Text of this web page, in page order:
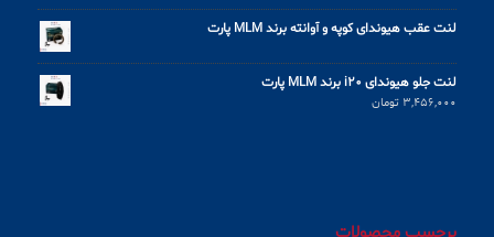
لنت عقب هیوندای کوپه و آوانته برند MLM پارت
لنت جلو هیوندای i20 برند MLM پارت
3,456,000 تومان